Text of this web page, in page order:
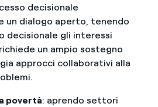
decisionale
un dialogo aperto, tenendo
decisionale gli interessi
un ampio sostegno
approcci collaborativi alla
povertà: aprendo settori